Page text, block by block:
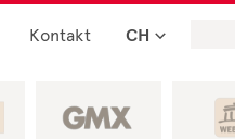
Kontakt CH